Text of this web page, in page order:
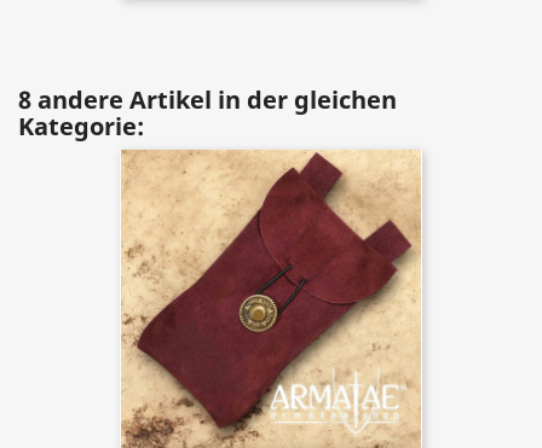
8 andere Artikel in der gleichen
Kategorie: